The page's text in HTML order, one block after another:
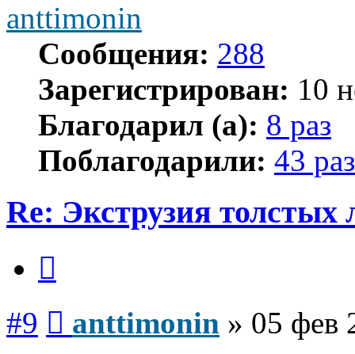
anttimonin
Сообщения: 288
Зарегистрирован: 10
Благодарил (а): 8 раз
Поблагодарили: 43
Re: Экструзия
#9 anttimonin » 05 фев